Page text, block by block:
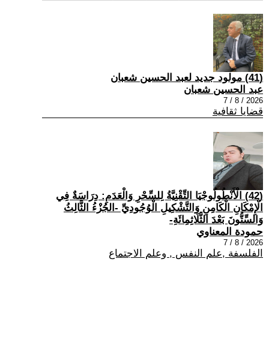
(41) مولود جديد لعبد الحسين شعبان
عبد الحسين شعبان
2026 / 8 / 7
قضايا ثقافية
(42) الْأَنْطُولُوجْيَا التِّقْنِيَّةُ لِلسِّحْرِ وَالْعَدَمِ: دِرَاسَةٌ فِي
الْإِمْكَانِ الْكَامِنِ وَالتَّشْكِيلِ الْوُجُودِيِّ -الجُزْءُ الثَّالِثُ
وَالسِّتُّونَ بَعْدَ الثَّلَاثِمِائَةِ-
حمودة المعناوي
2026 / 8 / 7
الفلسفة ,علم النفس , وعلم الاجتماع